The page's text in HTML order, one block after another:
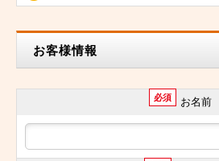
お客様情報
必須 お名前